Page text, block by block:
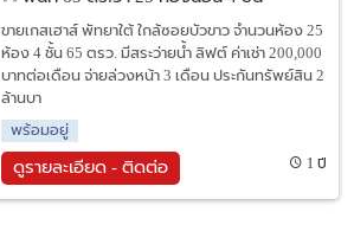
ขายเกสเฮาส์ พัทยาใต้ ใกล้ซอยบัวขาว จำนวนห้อง 25
ห้อง 4 ชั้น 65 ตรว. มีสระว่ายน้ำ ลิฟต์ ค่าเช่า 200,000
บาทต่อเดือน จ่ายล่วงหน้า 3 เดือน ประกันทรัพย์สิน 2
ล้านบา
พร้อมอยู่
ดูรายละเอียด - ติดต่อ 1 ปี